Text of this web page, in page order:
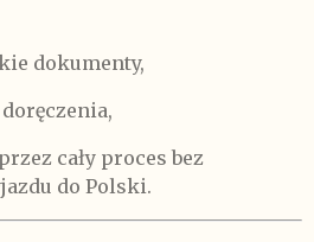
dokumenty,
cały proces bez
do Polski.